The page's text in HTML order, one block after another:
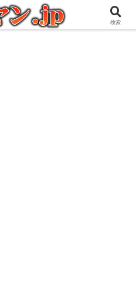
理人の愉快な日々を綴るブログ
検索